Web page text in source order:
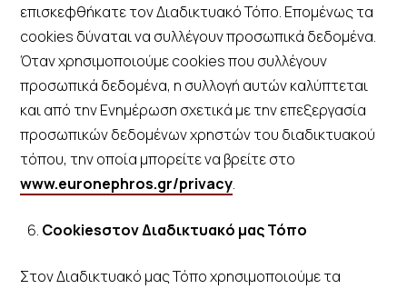
επισκεφθήκατε τον Διαδικτυακό Τόπο. Επομένως τα
cookies δύναται να συλλέγουν προσωπικά δεδομένα.
Όταν χρησιμοποιούμε cookies που συλλέγουν
προσωπικά δεδομένα, η συλλογή αυτών καλύπτεται
και από την Ενημέρωση σχετικά με την επεξεργασία
προσωπικών δεδομένων χρηστών του διαδικτυακού
τόπου, την οποία μπορείτε να βρείτε στο
www.euronephros.gr/privacy.
Cookiesστον Διαδικτυακό μας Τόπο
Στον Διαδικτυακό μας Τόπο χρησιμοποιούμε τα